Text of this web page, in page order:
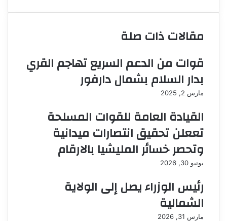
مقالات ذات صلة
قوات من الدعم السريع تهاجم القري
بدار السلام بشمال دارفور
مارس 2, 2025
القيادة العامة للقوات المسلحة
تععلن تحقيق انتصارات ميدانية
وتحصر خسائر المليشيا بالارقام
يونيو 30, 2026
رئيس الوزراء يصل إلى الولاية
الشمالية
مارس 31, 2026